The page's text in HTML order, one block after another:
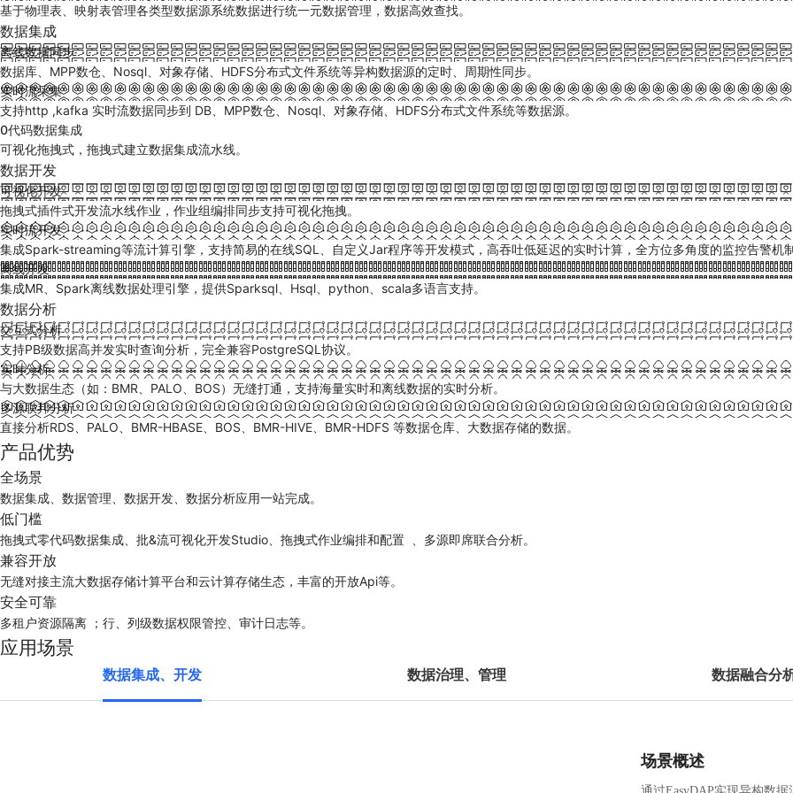
基于物理表、映射表管理各类型数据源系统数据进行统一元数据管理，数据高效查找。
数据集成
离线数据同步
数据库、MPP数仓、Nosql、对象存储、HDFS分布式文件系统等异构数据源的定时、周期性同步。
实时流采集
支持http ,kafka 实时流数据同步到 DB、MPP数仓、Nosql、对象存储、HDFS分布式文件系统等数据源。
0代码数据集成
可视化拖拽式，拖拽式建立数据集成流水线。
数据开发
可视化开发
拖拽式插件式开发流水线作业，作业组编排同步支持可视化拖拽。
实时流开发
集成Spark-streaming等流计算引擎，支持简易的在线SQL、自定义Jar程序等开发模式，高吞吐低延迟的实时计算，全方位多角度的监控告警机
离线开发
集成MR、Spark离线数据处理引擎，提供Sparksql、Hsql、python、scala多语言支持。
数据分析
交互式分析
支持PB级数据高并发实时查询分析，完全兼容PostgreSQL协议。
实时分析
与大数据生态（如：BMR、PALO、BOS）无缝打通，支持海量实时和离线数据的实时分析。
多源联邦分析
直接分析RDS、PALO、BMR-HBASE、BOS、BMR-HIVE、BMR-HDFS 等数据仓库、大数据存储的数据。
产品优势
全场景
数据集成、数据管理、数据开发、数据分析应用一站完成。
低门槛
拖拽式零代码数据集成、批&流可视化开发Studio、拖拽式作业编排和配置 、多源即席联合分析。
兼容开放
无缝对接主流大数据存储计算平台和云计算存储生态，丰富的开放Api等。
安全可靠
多租户资源隔离 ；行、列级数据权限管控、审计日志等。
应用场景
数据集成、开发 数据治理、管理 数据融合分
场景概述